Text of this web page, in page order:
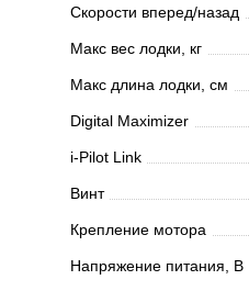
Скорости вперед/назад
Макс вес лодки, кг
Макс длина лодки, см
Digital Maximizer
i-Pilot Link
Винт
Крепление мотора
Напряжение питания, В